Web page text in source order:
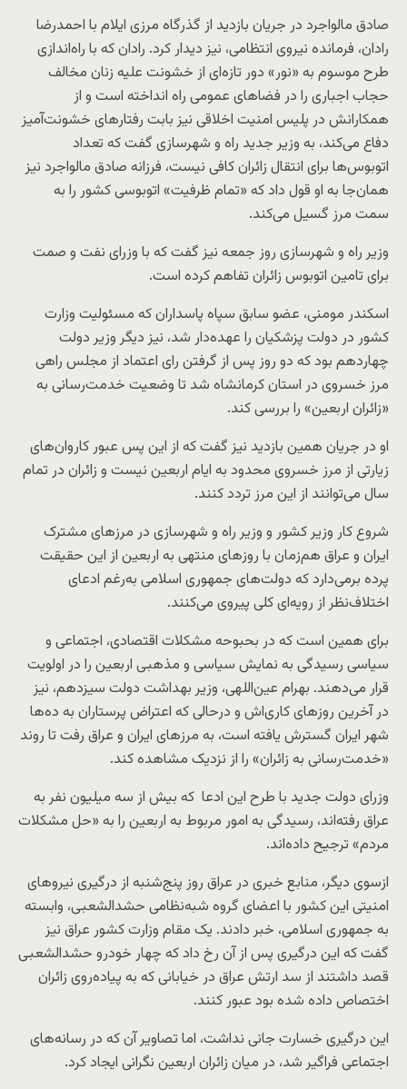
صادق مالواجرد در جریان بازدید از گذرگاه مرزی ایلام با احمدرضا
رادان، فرمانده نیروی انتظامی، نیز دیدار کرد. رادان که با راه‌اندازی
طرح موسوم به «نور» دور تازه‌ای از خشونت علیه زنان مخالف
حجاب اجباری را در فضاهای عمومی راه‌ انداخته است و از
همکارانش در پلیس امنیت اخلاقی نیز بابت رفتارهای خشونت‌آمیز
دفاع می‌کند، به وزیر جدید راه و شهرسازی گفت که تعداد
اتوبوس‌ها برای انتقال زائران کافی نیست، فرزانه صادق مالواجرد نیز
همان‌جا به او قول داد که «تمام ظرفیت» اتوبوسی کشور را به
سمت مرز گسیل می‌کند.
وزیر راه و شهرسازی روز جمعه نیز گفت که با وزرای نفت و صمت
برای تامین اتوبوس زائران تفاهم کرده است.
اسکندر مومنی، عضو سابق سپاه پاسداران که مسئولیت وزارت
کشور در دولت پزشکیان را عهده‌دار شد، نیز دیگر وزیر دولت
چهاردهم بود که دو روز پس از گرفتن رای اعتماد از مجلس راهی
مرز خسروی در استان کرمانشاه شد تا وضعیت خدمت‌رسانی به
«زائران اربعین» را بررسی کند.
او در جریان همین بازدید نیز گفت که از این پس عبور کاروان‌های
زیارتی از مرز خسروی محدود به ایام اربعین نیست و زائران در تمام
سال می‌توانند از این مرز تردد کنند.
شروع کار وزیر کشور و وزیر راه و شهرسازی در مرزهای مشترک
ایران و عراق هم‌زمان با روزهای منتهی به اربعین از این حقیقت
پرده برمی‌دارد که دولت‌های جمهوری اسلامی به‌رغم ادعای
اختلاف‌نظر از رویه‌ای کلی پیروی می‌کنند.
برای همین است که در بحبوحه مشکلات اقتصادی، اجتماعی و
سیاسی رسیدگی به نمایش سیاسی و مذهبی اربعین را در اولویت
قرار می‌دهند. بهرام عین‌اللهی، وزیر بهداشت دولت سیزدهم، نیز
در آخرین روزهای کاری‌اش و درحالی‌ که اعتراض پرستاران به ده‌ها
شهر ایران گسترش یافته است، به مرزهای ایران و عراق رفت تا روند
«خدمت‌رسانی به زائران» را از نزدیک مشاهده کند.
وزرای دولت جدید با طرح این ادعا که بیش از سه میلیون نفر به
عراق رفته‌اند، رسیدگی به امور مربوط به اربعین را به «حل مشکلات
مردم» ترجیح داده‌اند.
ازسوی دیگر، منابع خبری در عراق روز پنج‌شنبه از درگیری نیروهای
امنیتی این کشور با اعضای گروه شبه‌نظامی حشدالشعبی، وابسته
به جمهوری اسلامی، خبر دادند. یک مقام وزارت کشور عراق نیز
گفت که این درگیری پس از آن رخ داد که چهار خودرو حشدالشعبی
قصد داشتند از سد ارتش عراق در خیابانی که به پیاده‌روی زائران
اختصاص داده شده بود عبور کنند.
این درگیری خسارت جانی نداشت، اما تصاویر آن که در رسانه‌های
اجتماعی فراگیر شد، در میان زائران اربعین نگرانی ایجاد کرد.